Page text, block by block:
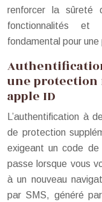
renforcer la sûreté
fonctionnalités et
fondamental pour
une
apple ID
L’authentification à
de protection
exigeant un code
passe lorsque vous
à un nouveau
par SMS, généré